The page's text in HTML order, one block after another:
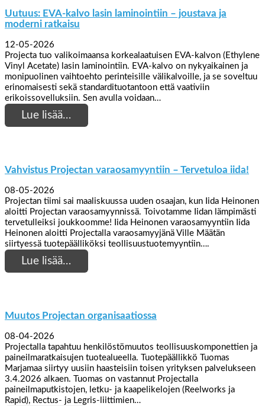
Uutuus: EVA-kalvo lasin laminointiin – joustava ja
moderni ratkaisu
12-05-2026
Projecta tuo valikoimaansa korkealaatuisen EVA-kalvon (Ethylene
Vinyl Acetate) lasin laminointiin. EVA-kalvo on nykyaikainen ja
monipuolinen vaihtoehto perinteisille välikalvoille, ja se soveltuu
erinomaisesti sekä standardituotantoon että vaativiin
erikoissovelluksiin. Sen avulla voidaan…
Lue lisää…
Vahvistus Projectan varaosamyyntiin – Tervetuloa iida!
08-05-2026
Projectan tiimi sai maaliskuussa uuden osaajan, kun Iida Heinonen
aloitti Projectan varaosamyynnissä. Toivotamme Iidan lämpimästi
tervetulleiksi joukkoomme! Iida Heinonen varaosamyyntiin Iida
Heinonen aloitti Projectalla varaosamyyjänä Ville Määtän
siirtyessä tuotepäälliköksi teollisuustuotemyyntiin….
Lue lisää…
Muutos Projectan organisaatiossa
08-04-2026
Projectalla tapahtuu henkilöstömuutos teollisuuskomponettien ja
paineilmaratkaisujen tuotealueella. Tuotepäällikkö Tuomas
Marjamaa siirtyy uusiin haasteisiin toisen yrityksen palvelukseen
3.4.2026 alkaen. Tuomas on vastannut Projectalla
paineilmaputkistojen, letku- ja kaapelikelojen (Reelworks ja
Rapid), Rectus- ja Legris-liittimien…